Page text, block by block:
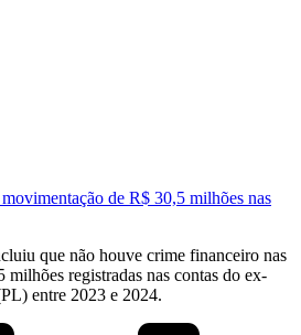
de R$ 30,5 milhões nas
que não houve crime financeiro nas
milhões registradas nas contas do ex-
entre 2023 e 2024.